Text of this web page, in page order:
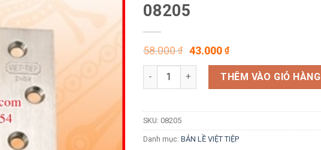
08205
58.000₫
Giá
gốc
là:
58.000 ₫.
43.000₫Giá
hiện
tại
là:
Bản lề lá Inox Việt Tiệp 08205 số lượng
THÊM VÀO GIỎ HÀNG
SKU: 08205
Danh mục: BẢN LỀ VIỆT TIỆP